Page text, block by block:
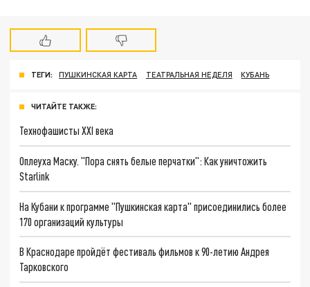
ТЕГИ: ПУШКИНСКАЯ КАРТА ТЕАТРАЛЬНАЯ НЕДЕЛЯ КУБАНЬ
ЧИТАЙТЕ ТАКЖЕ:
Технофашисты XXI века
Оплеуха Маску. "Пора снять белые перчатки": Как уничтожить
Starlink
На Кубани к программе "Пушкинская карта" присоединились более
170 организаций культуры
В Краснодаре пройдёт фестиваль фильмов к 90-летию Андрея
Тарковского